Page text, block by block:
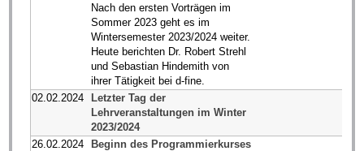
Nach den ersten Vorträgen im
Sommer 2023 geht es im
Wintersemester 2023/2024 weiter.
Heute berichten Dr. Robert Strehl
und Sebastian Hindemith von
ihrer Tätigkeit bei d-fine.
02.02.2024
Letzter Tag der
Lehrveranstaltungen im Winter
2023/2024
26.02.2024
Beginn des Programmierkurses